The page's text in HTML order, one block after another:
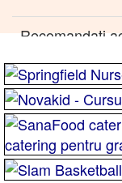
Recomandati